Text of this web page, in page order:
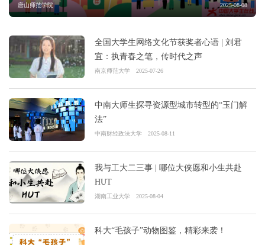
唐山师范学院 2025-08-08
全国大学生网络文化节获奖者心语 | 刘君
宜：执青春之笔，传时代之声
南京师范大学 2025-07-26
中南大师生探寻资源型城市转型的“玉门解
法”
中南财经政法大学 2025-08-11
我与工大二三事 | 哪位大侠愿和小生共赴
HUT
湖南工业大学 2025-08-04
科大“毛孩子”动物图鉴，精彩来袭！